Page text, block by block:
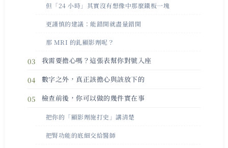
但「24 小時」其實沒有想像中那麼鐵板一塊
更謹慎的建議：能錯開就盡量錯開
那 MRI 的釓顯影劑呢？
我需要擔心嗎？這張表幫你對號入座
數字之外，真正該擔心與該放下的
檢查前後，你可以做的幾件實在事
把你的「顯影劑施打史」講清楚
把腎功能的底細交給醫師